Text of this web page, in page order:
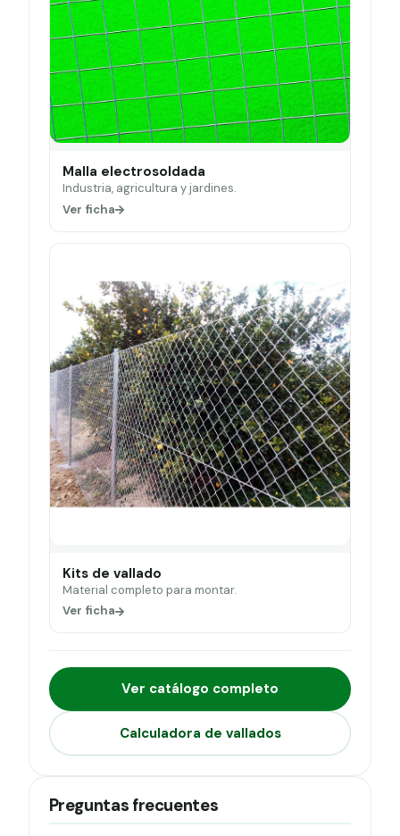
Malla electrosoldada
Industria, agricultura y jardines.
Ver ficha
Kits de vallado
Material completo para montar.
Ver ficha
Ver catálogo completo
Calculadora de vallados
Preguntas frecuentes